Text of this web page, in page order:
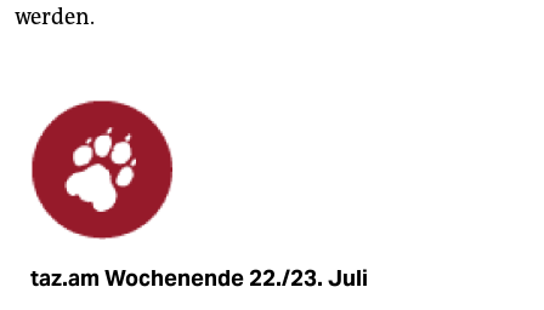
werden.
taz.am Wochenende 22./23. Juli